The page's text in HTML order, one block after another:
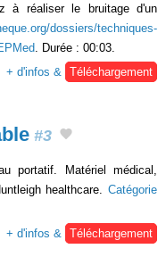
à réaliser le bruitage d'un
dossiers/techniques-
. Durée : 00:03.
+ d'infos &
Téléchargement
#3
portatif. Matériel médical,
healthcare. Catégorie
+ d'infos & Téléchargement